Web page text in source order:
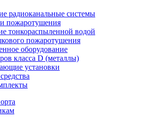
радиоканальные системы
пожаротушения
тонкораспыленной водой
пожаротушения
оборудование
класса D (металлы)
установки